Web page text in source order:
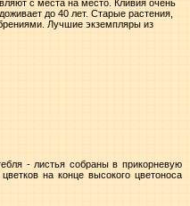
с места на место. Кливия очень
до 40 лет. Старые растения,
Лучшие экземпляры из
- листья собраны в прикорневую
на конце высокого цветоноса